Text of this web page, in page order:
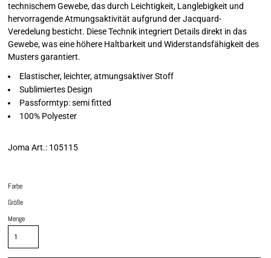
technischem Gewebe, das durch Leichtigkeit, Langlebigkeit und
hervorragende Atmungsaktivität aufgrund der Jacquard-
Veredelung besticht. Diese Technik integriert Details direkt in das
Gewebe, was eine höhere Haltbarkeit und Widerstandsfähigkeit des
Musters garantiert.
Elastischer, leichter, atmungsaktiver Stoff
Sublimiertes Design
Passformtyp: semi fitted
100% Polyester
Joma Art.: 105115
Farbe
Größe
Menge